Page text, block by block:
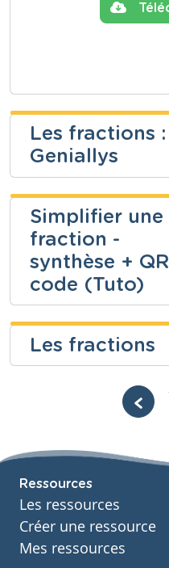
Les fractions :
Geniallys
Bollaerts
Niveau
Fondamental
Cours
Mathématiques
dénominateur,
Simplifier une
fraction -
synthèse + QR
code (Tuto)
Enseignons.be
ASBL
Année
3 années
Tags
fraction, simplification,
Les fractions
Secondaire
Mathématiques
Année
Secondaire – Première
Tags
simplification
Ressources
Les ressources
Créer une ressource
Mes ressources